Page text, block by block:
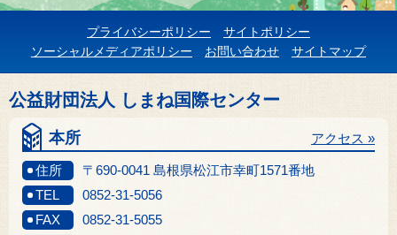
プライバシーポリシー
サイトポリシー
ソーシャルメディアポリシー
お問い合わせ サイトマップ
公益財団法人 しまね国際センター
本所
住所 〒690-0041 島根県松江市幸町1571番地
アクセス »
TEL
0852-31-5056
FAX
0852-31-5055